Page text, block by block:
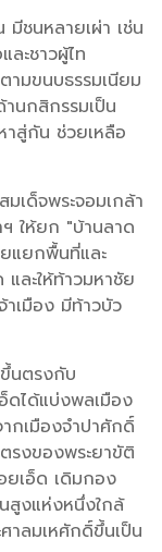
ชนหลายเผ่า เช่น
ะชาวผู้ไท
มขนบธรรมเนียม
นกสิกรรมเป็น
าสู่กัน ช่วยเหลือ
เด็จพระจอมเกล้า
ฯ ให้ยก "บ้านลาด
แยกพื้นที่และ
ละให้ท้าวมหาชัย
เมือง มีท้าวบัว
นตรงกับ
ดได้แบ่งพลเมือง
กเมืองจำปาศักดิ์
รงของพระยาขัติ
ยเอ็ด เดิมกอง
สูงแห่งหนึ่งใกล้
าลมเหศักดิ์ขึ้นเป็น